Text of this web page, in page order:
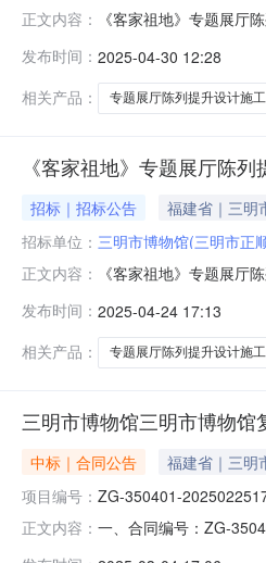
正文内容：
《客家祖地》专题展厅
4月29日评审结果：经
内以书面形式（加盖
发布时间： 2025-04-30 12:28
相关产品：
专题展厅陈列提升设计施
《客家祖地》专题展厅陈
招标｜招标公告 福建省｜三明
招标单位： 三明市博物馆(三明市正
正文内容：
《客家祖地》专题展厅
务期限1《客家祖地》专
供应商须具备有效的不低
发布时间： 2025-04-24 17:13
相关产品：
专题展厅陈列提升设计施
三明市博物馆三明市博物
中标｜合同公告 福建省｜三明
项目编号： ZG-350401-
正文内容： 一、合同编号：ZG-